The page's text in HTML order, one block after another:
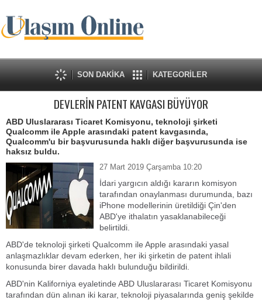
SON DAKİKA KATEGORİLER
DEVLERİN PATENT KAVGASI BÜYÜYOR
ABD Uluslararası Ticaret Komisyonu, teknoloji şirketi
Qualcomm ile Apple arasındaki patent kavgasında,
Qualcomm'u bir başvurusunda haklı diğer başvurusunda ise
haksız buldu.
27 Mart 2019 Çarşamba 10:20
İdari yargıcın aldığı kararın komisyon
tarafından onaylanması durumunda, bazı
iPhone modellerinin üretildiği Çin'den
ABD'ye ithalatın yasaklanabileceği
belirtildi.
ABD'de teknoloji şirketi Qualcomm ile Apple arasındaki yasal
anlaşmazlıklar devam ederken, her iki şirketin de patent ihlali
konusunda birer davada haklı bulunduğu bildirildi.
ABD'nin Kaliforniya eyaletinde ABD Uluslararası Ticaret Komisyonu
tarafından dün alınan iki karar, teknoloji piyasalarında geniş şekilde